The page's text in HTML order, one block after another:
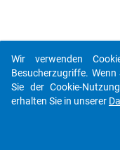
Wir verwenden
Besucherzugriffe.
Sie der Cookie-
erhalten Sie in unserer